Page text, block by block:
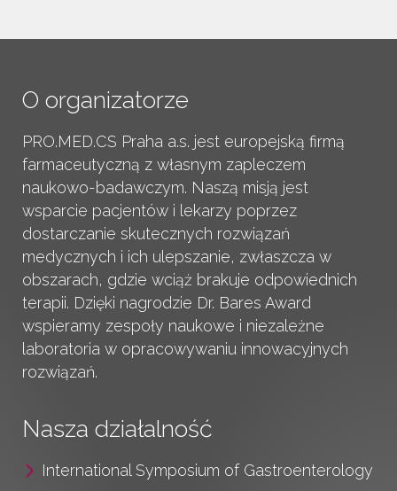
O organizatorze
PRO.MED.CS Praha a.s. jest europejską firmą
farmaceutyczną z własnym zapleczem
naukowo-badawczym. Naszą misją jest
wsparcie pacjentów i lekarzy poprzez
dostarczanie skutecznych rozwiązań
medycznych i ich ulepszanie, zwłaszcza w
obszarach, gdzie wciąż brakuje odpowiednich
terapii. Dzięki nagrodzie Dr. Bares Award
wspieramy zespoły naukowe i niezależne
laboratoria w opracowywaniu innowacyjnych
rozwiązań.
Nasza działalność
International Symposium of Gastroenterology